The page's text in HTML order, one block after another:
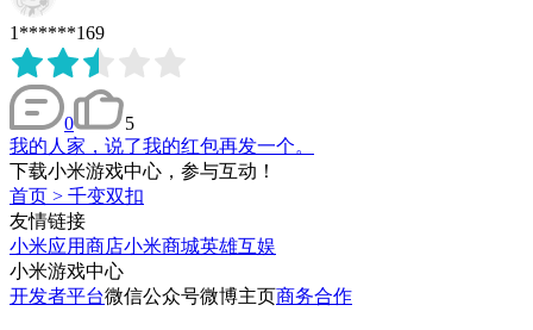
1******169
0
5
我的人家，说了我的红包再发一个。
下载小米游戏中心，参与互动！
首页 > 千变双扣
友情链接
小米应用商店小米商城英雄互娱
小米游戏中心
开发者平台微信公众号微博主页商务合作